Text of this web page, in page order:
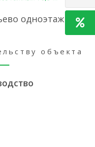
одноэтажный
объекта